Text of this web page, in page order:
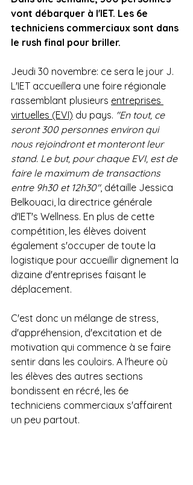
vont débarquer à l'IET. Les 6e
techniciens commerciaux sont dans
le rush final pour briller.
Jeudi 30 novembre: ce sera le jour J.
L'IET accueillera une foire régionale
rassemblant plusieurs entreprises
virtuelles (EVI) du pays. "En tout, ce
seront 300 personnes environ qui
nous rejoindront et monteront leur
stand. Le but, pour chaque EVI, est de
faire le maximum de transactions
entre 9h30 et 12h30", détaille Jessica
Belkouaci, la directrice générale
d'IET's Wellness. En plus de cette
compétition, les élèves doivent
également s'occuper de toute la
logistique pour accueillir dignement la
dizaine d'entreprises faisant le
déplacement.
C'est donc un mélange de stress,
d'appréhension, d'excitation et de
motivation qui commence à se faire
sentir dans les couloirs. A l'heure où
les élèves des autres sections
bondissent en récré, les 6e
techniciens commerciaux s'affairent
un peu partout.